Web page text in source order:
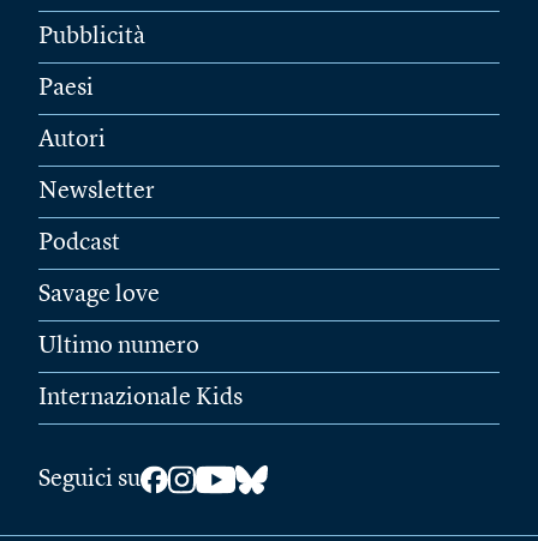
Pubblicità
Paesi
Autori
Newsletter
Podcast
Savage love
Ultimo numero
Internazionale Kids
Seguici su